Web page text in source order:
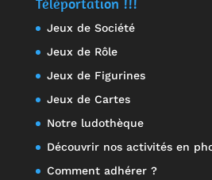
Jeux de Société
Jeux de Rôle
Jeux de Figurines
Jeux de Cartes
Notre ludothèque
Découvrir nos activités en
Comment adhérer ?